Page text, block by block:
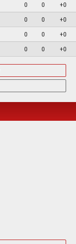
0 0
+0
0 0
+0
0 0
+0
0 0 +0